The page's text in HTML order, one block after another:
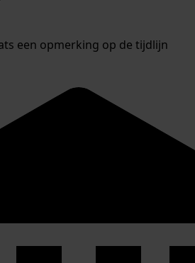
een opmerking op de tijdlijn